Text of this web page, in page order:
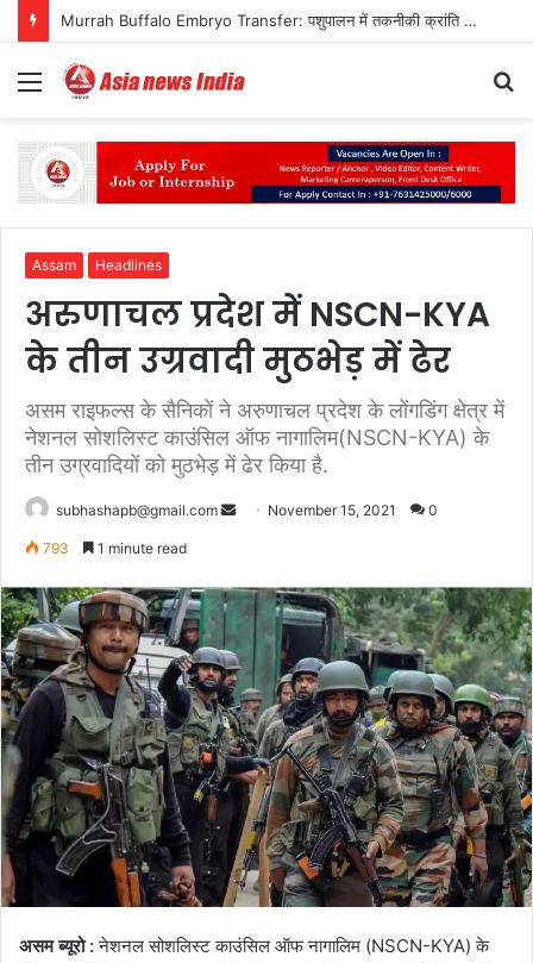
Murrah Buffalo Embryo Transfer: पशुपालन में तकनीकी क्रांति की नई मिसाल
Menu
Assam Headlines
अरुणाचल प्रदेश में NSCN-KYA
के तीन उग्रवादी मुठभेड़ में ढेर
असम राइफल्स के सैनिकों ने अरुणाचल प्रदेश के लोंगडिंग क्षेत्र में
नेशनल सोशलिस्ट काउंसिल ऑफ नागालिम(NSCN-KYA) के
तीन उग्रवादियों को मुठभेड़ में ढेर किया है.
subhashapb@gmail.com
Send November 15, 2021 0
793 1 minute read
असम ब्यूरो: नेशनल सोशलिस्ट काउंसिल ऑफ नागालिम (NSCN-KYA)के